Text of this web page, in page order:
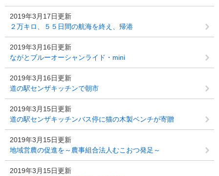
2019年3月17日更新
２万キロ、５５日間の航海を終え、帰港
2019年3月16日更新
ながとブルーオーシャンライド・mini
2019年3月16日更新
道の駅センザキッチンで朝市
2019年3月15日更新
道の駅センザキッチンバス停に猫の木製ベンチが寄贈
2019年3月15日更新
地域営農の促進を～農事組合法人むこおつ発足～
2019年3月15日更新